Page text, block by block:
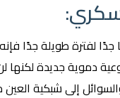
لفترة طويلة جدًا
دموية جديدة لكنها
إلى شبكية